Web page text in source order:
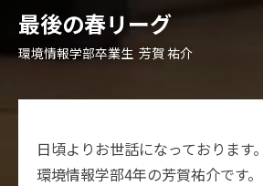
最後の春リーグ
環境情報学部卒業生 芳賀 祐介
日頃よりお世話になっております。
環境情報学部4年の芳賀祐介です。